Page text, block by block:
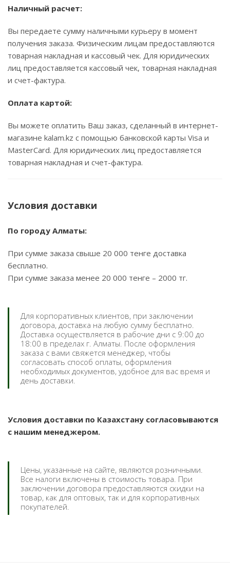
Наличный расчет:
Вы передаете сумму наличными курьеру в момент
получения заказа. Физическим лицам предоставляются
товарная накладная и кассовый чек. Для юридических
лиц предоставляется кассовый чек, товарная накладная
и счет-фактура.
Оплата картой:
Вы можете оплатить Ваш заказ, сделанный в интернет-
магазине kalam.kz с помощью банковской карты Visa и
MasterCard. Для юридических лиц предоставляется
товарная накладная и счет-фактура.
Условия доставки
По городу Алматы:
При сумме заказа свыше 20 000 тенге доставка
бесплатно.
При сумме заказа менее 20 000 тенге – 2000 тг.
Для корпоративных клиентов, при заключении
договора, доставка на любую сумму бесплатно.
Доставка осуществляется в рабочие дни с 9:00 до
18:00 в пределах г. Алматы. После оформления
заказа с вами свяжется менеджер, чтобы
согласовать способ оплаты, оформления
необходимых документов, удобное для вас время и
день доставки.
Условия доставки по Казахстану согласовываются
с нашим менеджером.
Цены, указанные на сайте, являются розничными.
Все налоги включены в стоимость товара. При
заключении договора предоставляются скидки на
товар, как для оптовых, так и для корпоративных
покупателей.